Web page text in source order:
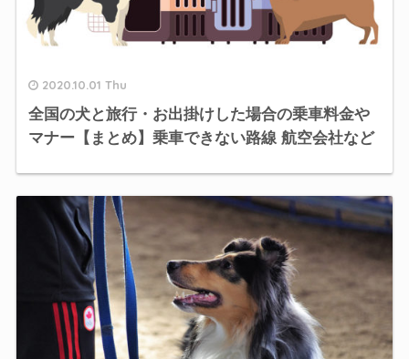
2020.10.01 Thu
全国の犬と旅行・お出掛けした場合の乗車料金や
マナー【まとめ】乗車できない路線 航空会社など